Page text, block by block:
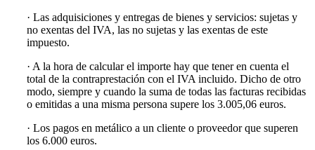
· Las adquisiciones y entregas de bienes y servicios: sujetas y
no exentas del IVA, las no sujetas y las exentas de este
impuesto.
· A la hora de calcular el importe hay que tener en cuenta el
total de la contraprestación con el IVA incluido. Dicho de otro
modo, siempre y cuando la suma de todas las facturas recibidas
o emitidas a una misma persona supere los 3.005,06 euros.
· Los pagos en metálico a un cliente o proveedor que superen
los 6.000 euros.